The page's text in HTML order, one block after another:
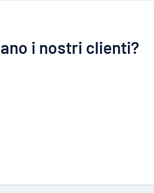
i nostri clienti?